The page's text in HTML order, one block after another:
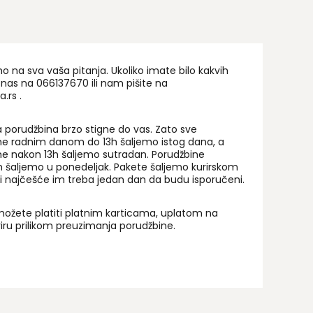
na sva vaša pitanja. Ukoliko imate bilo kakvih
na 066137670 ili nam pišite na
.
brzo stigne do vas. Zato sve
radnim danom do 13h šaljemo istog dana, a
nakon 13h šaljemo sutradan. Porudžbine
u ponedeljak. Pakete šaljemo kurirskom
i najčešće im treba jedan dan da budu isporučeni.
platiti platnim karticama, uplatom na
prilikom preuzimanja porudžbine.